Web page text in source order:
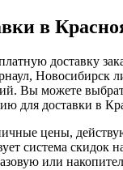
в
доставку
Новосибирск
Вы можете
для доставки в
цены,
система скидок
или